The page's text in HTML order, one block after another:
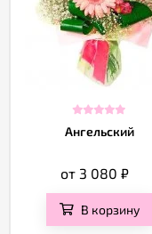
Ангельский
от 3 080 ₽
В корзину